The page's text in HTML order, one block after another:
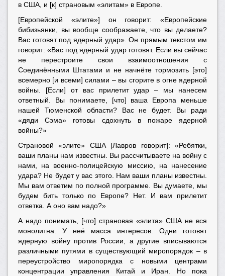
в США, и [к] страновым «элитам» в Европе.
[Европейской «элите»] он говорит: «Европейские
бибизьянки, вы вообще соображаете, что вы делаете?
Вас готовят под ядерный удар». Он прямым текстом им
говорит: «Вас под ядерный удар готовят. Если вы сейчас
не перестроите свои взаимоотношения с
Соединёнными Штатами и не начнёте тормозить [это]
всемерно [и всеми] силами – вы сгорите в огне ядерной
войны. [Если] от вас прилетит удар – мы нанесем
ответный. Вы понимаете, [что] ваша Европа меньше
нашей Тюменской области? Вас не будет. Вы ради
«дяди Сэма» готовы сдохнуть в пожаре ядерной
войны?»
Страновой «элите» США [Лавров говорит]: «Ребятки,
ваши планы нам известны. Вы рассчитываете на войну с
нами, на военно-полицейскую миссию, на нанесение
удара? Не будет у вас этого. Нам ваши планы известны.
Мы вам ответим по полной программе. Вы думаете, мы
будем бить только по Европе? Нет. И вам прилетит
ответка. А оно вам надо?»
А надо понимать, [что] страновая «элита» США не вся
монолитна. У неё масса интересов. Одни готовят
ядерную войну против России, а другие вписываются
различными путями в существующий миропорядок – в
переустройство миропорядка с новыми центрами
концентрации управления Китай и Иран. Но пока